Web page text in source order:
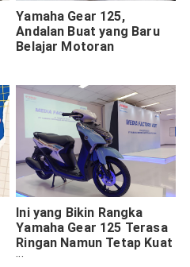
Yamaha Gear 125,
Andalan Buat yang Baru
Belajar Motoran
Ini yang Bikin Rangka
Yamaha Gear 125 Terasa
Ringan Namun Tetap Kuat
dan Bandel